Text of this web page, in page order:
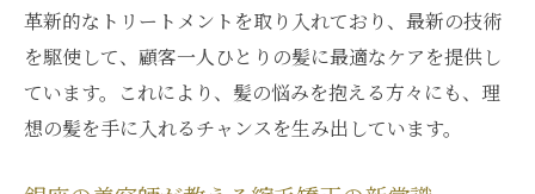
革新的なトリートメントを取り入れており、最新の技術
を駆使して、顧客一人ひとりの髪に最適なケアを提供し
ています。これにより、髪の悩みを抱える方々にも、理
想の髪を手に入れるチャンスを生み出しています。